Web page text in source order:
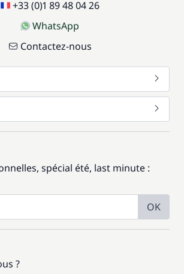
+33 (0)1 89 48 04 26
WhatsApp
Contactez-nous
spécial été, last minute :
OK
?